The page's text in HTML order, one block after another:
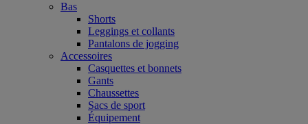
Bas
Shorts
Leggings et collants
Pantalons de jogging
Accessoires
Casquettes et bonnets
Gants
Chaussettes
Sacs de sport
Équipement